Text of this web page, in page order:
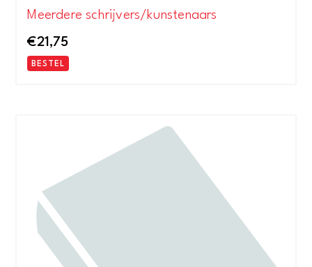
Meerdere schrijvers/kunstenaars
€21,75
BESTEL